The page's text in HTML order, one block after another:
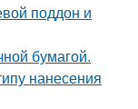
поддон и
бумагой.
нанесения